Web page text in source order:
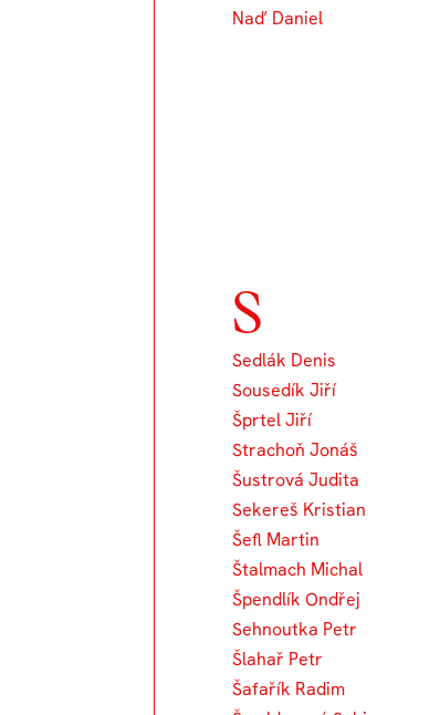
Naď Daniel
S
Sedlák Denis
Sousedík Jiří
Šprtel Jiří
Strachoň Jonáš
Šustrová Judita
Sekereš Kristian
Šefl Martin
Štalmach Michal
Špendlík Ondřej
Sehnoutka Petr
Šlahař Petr
Šafařík Radim